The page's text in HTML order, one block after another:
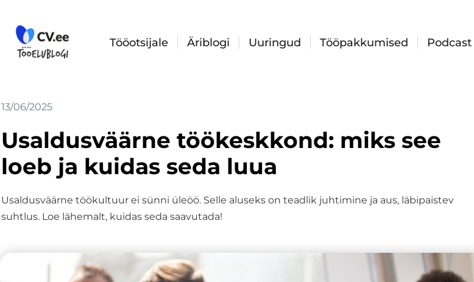
content
Tööotsijale Äriblogi Uuringud Tööpakkumised Podcast
13/06/2025
Usaldusväärne töökeskkond: miks see
loeb ja kuidas seda luua
Usaldusväärne töökultuur ei sünni üleöö. Selle aluseks on teadlik juhtimine ja aus, läbipaistev
suhtlus. Loe lähemalt, kuidas seda saavutada!